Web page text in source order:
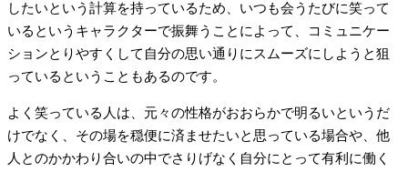
したいという計算を持っているため、いつも会うたびに笑って
いるというキャラクターで振舞うことによって、コミュニケー
ションとりやすくして自分の思い通りにスムーズにしようと狙
っているということもあるのです。
よく笑っている人は、元々の性格がおおらかで明るいというだ
けでなく、その場を穏便に済ませたいと思っている場合や、他
人とのかかわり合いの中でさりげなく自分にとって有利に働く